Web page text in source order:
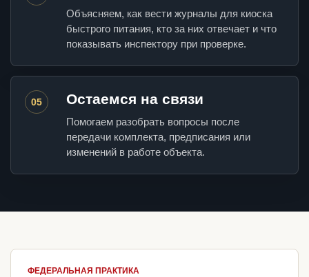
Объясняем, как вести журналы для киоска
быстрого питания, кто за них отвечает и что
показывать инспектору при проверке.
05 Остаемся на связи
Помогаем разобрать вопросы после
передачи комплекта, предписания или
изменений в работе объекта.
ФЕДЕРАЛЬНАЯ ПРАКТИКА